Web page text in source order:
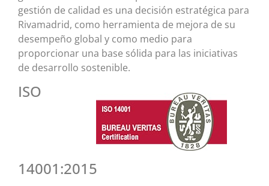
gestión de calidad es una decisión estratégica para
Rivamadrid, como herramienta de mejora de su
desempeño global y como medio para
proporcionar una base sólida para las iniciativas
de desarrollo sostenible.
ISO
14001:2015